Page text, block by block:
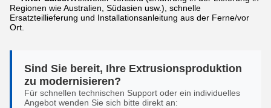
Regionen wie Australien, Südasien usw.), schnelle
Ersatzteillieferung und Installationsanleitung aus der Ferne/vor
Ort.
Sind Sie bereit, Ihre Extrusionsproduktion
zu modernisieren?
Für schnellen technischen Support oder ein individuelles
Angebot wenden Sie sich bitte direkt an: